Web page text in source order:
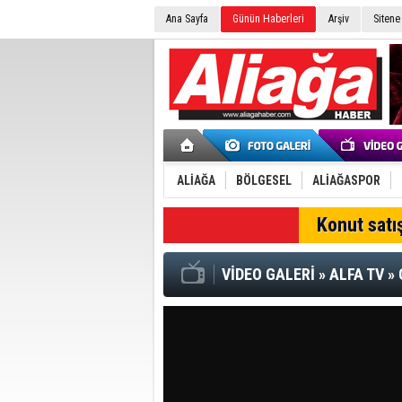
Ana Sayfa Günün Haberleri Arşiv
ALİAĞA BÖLGESEL ALİAĞASPOR
Konut
VİDEO GALERİ »ALFA TV»